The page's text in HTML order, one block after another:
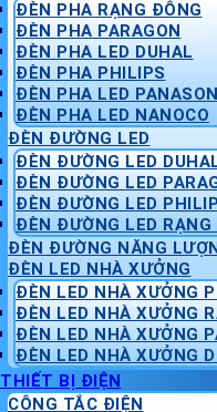
ĐÈN PHA RẠNG ĐÔNG
ĐÈN PHA PARAGON
ĐÈN PHA LED DUHAL
ĐÈN PHA PHILIPS
ĐÈN PHA LED
ĐÈN PHA LED NANOCO
ĐÈN ĐƯỜNG LED
ĐÈN ĐƯỜNG LED
ĐÈN ĐƯỜNG LED
ĐÈN ĐƯỜNG LED
ĐÈN ĐƯỜNG LED RẠNG
ĐÈN ĐƯỜNG NĂNG
ĐÈN LED NHÀ XƯỞNG
ĐÈN LED NHÀ XƯỞNG
ĐÈN LED NHÀ XƯỞNG
ĐÈN LED NHÀ XƯỞNG
ĐÈN LED NHÀ XƯỞNG
THIẾT BỊ ĐIỆN
CÔNG TẮC ĐIỆN